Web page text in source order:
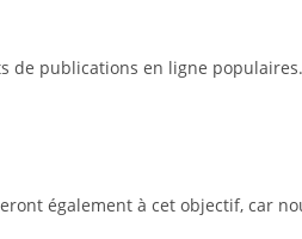
de publications en ligne
également à cet objectif, car